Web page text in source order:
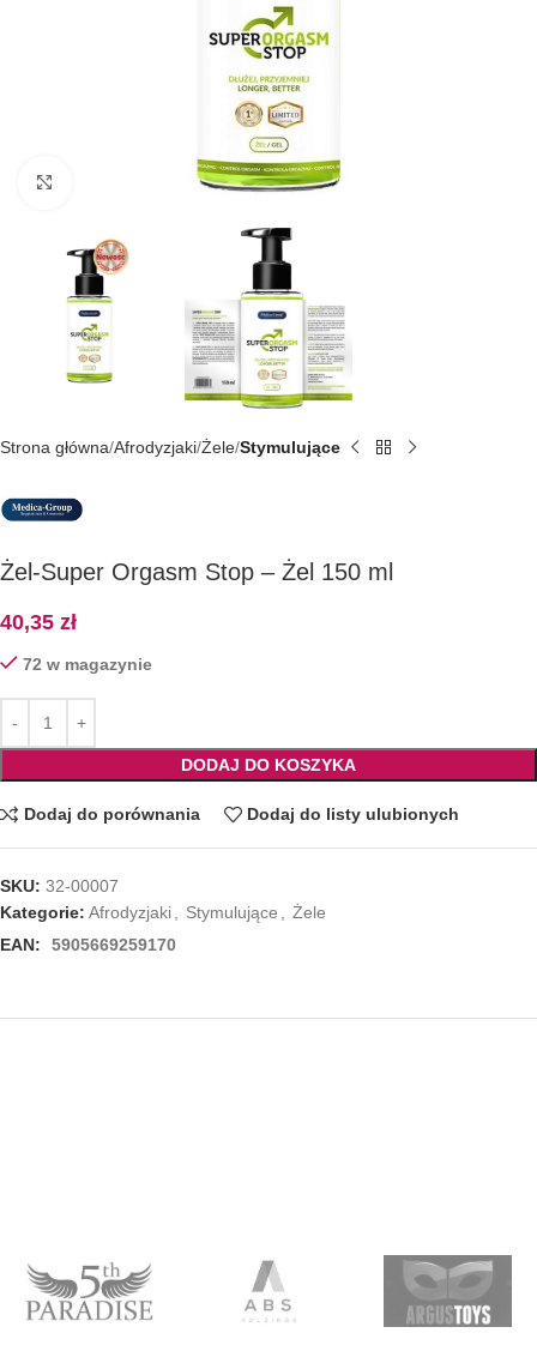
Kliknij, aby powiększyć
Strona główna Afrodyzjaki Żele Stymulujące
Żel-Super Orgasm Stop – Żel 150 ml
40,35 zł
72 w magazynie
DODAJ DO KOSZYKA
Dodaj do porównania Dodaj do listy ulubionych
SKU: 32-00007
Kategorie: Afrodyzjaki Stymulujące
Żele
EAN:
5905669259170